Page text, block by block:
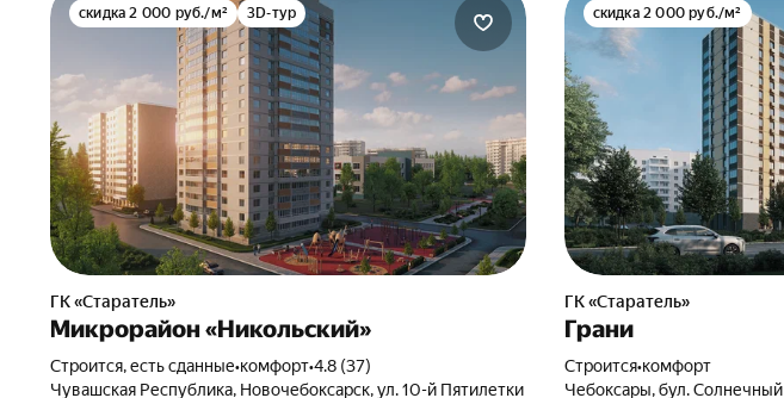
скидка 2 000 руб./м² 3D-тур
ГК «Старатель»
Микрорайон «Никольский»
Строится, есть сданные•комфорт•4.8 (37)
Чувашская Республика, Новочебоксарск, ул. 10-й Пятилетки
скидка 2 000 руб./м²
ГК «Старатель»
Грани
Строится•комфорт
Чебоксары, бул. Солнечный